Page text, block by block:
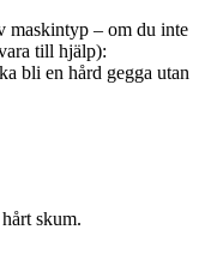
maskintyp – om du inte
till hjälp):
bli en hård gegga utan
skum.